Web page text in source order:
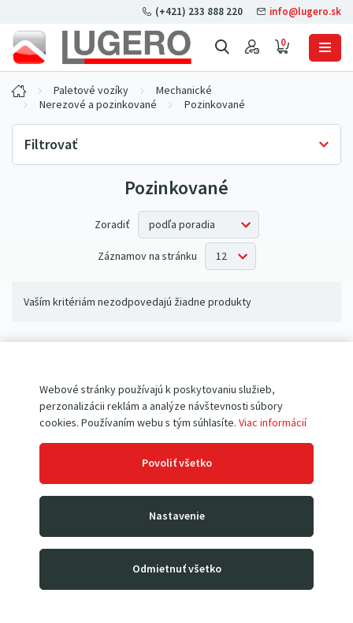
Webové stránky používajú k poskytovaniu služieb,
perzonalizácii reklám a analýze návštevnosti súbory
cookies. Používaním webu s tým súhlasíte. Viac informácií
Povoliť všetko
Nastavenie
Odmietnuť všetko
0
(+421) 233 888 220 info@lugero.sk
Paletové vozíky
Mechanické
Nerezové a pozinkované
Pozinkované
Filtrovať
Skladová dostupnosťPozinkované
Zoradiť
Záznamov na stránku
Vaším kritériám nezodpovedajú žiadne produkty
Paletové vozíky Vysokozdvižné vozíky
Prepravné a dvojkolesové Priemyselné vážiace